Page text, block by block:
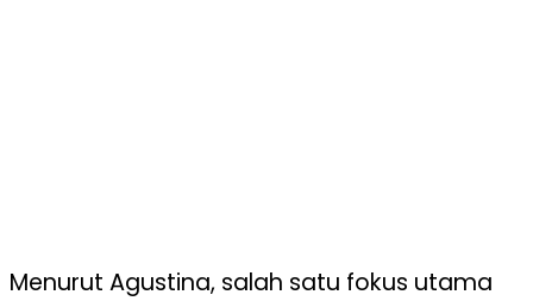
Menurut Agustina, salah satu fokus utama